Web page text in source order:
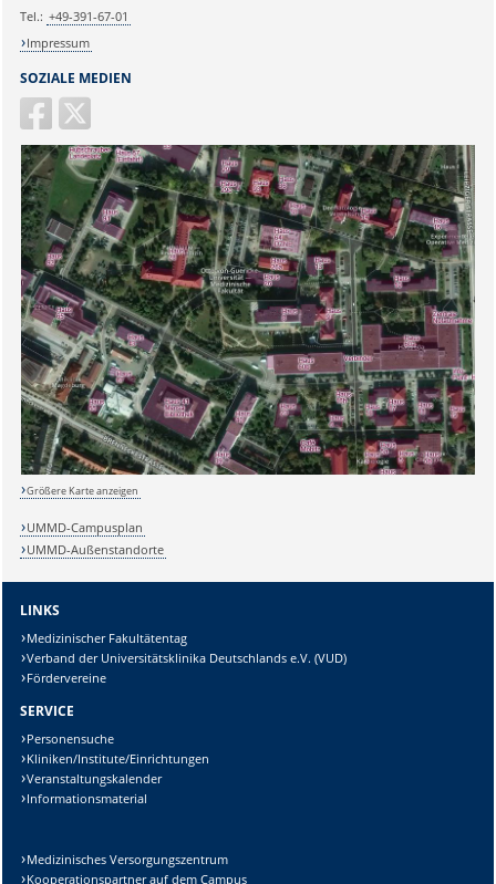
Sicherheitsabfrage:
Lösung:
SOZIALE MEDIEN
Tel.: +49-391-67-01
Impressum
Größere Karte anzeigen
UMMD-Campusplan
UMMD-Außenstandorte
LINKS
Medizinischer Fakultätentag
Verband der Universitätsklinika Deutschlands e.V. (VUD)
Fördervereine
SERVICE
Personensuche
Kliniken/Institute/Einrichtungen
Veranstaltungskalender
Informationsmaterial
Medizinisches Versorgungszentrum
Kooperationspartner auf dem Campus